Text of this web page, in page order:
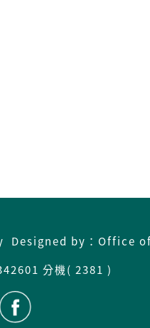
Designed by：Office
分機( 2381 )